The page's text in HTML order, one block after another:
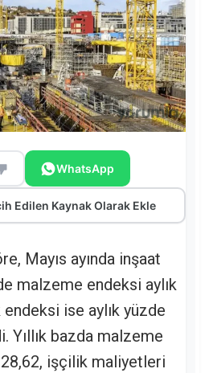
WhatsApp
Edilen Kaynak Olarak Ekle
Mayıs ayında inşaat
malzeme endeksi aylık
ise aylık yüzde
Yıllık bazda malzeme
işçilik maliyetleri